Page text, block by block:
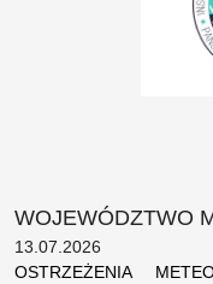
WOJEWÓDZTWO
13.07.2026
OSTRZEŻENIA